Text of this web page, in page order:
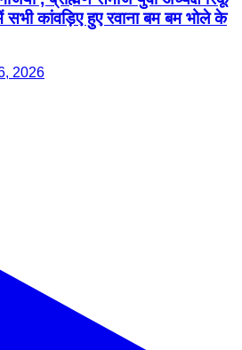
सभी कांवड़िए हुए रवाना बम बम भोले के
2026